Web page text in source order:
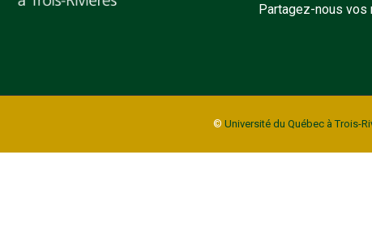
Partagez-nous vos
© Université du Québec à Trois-